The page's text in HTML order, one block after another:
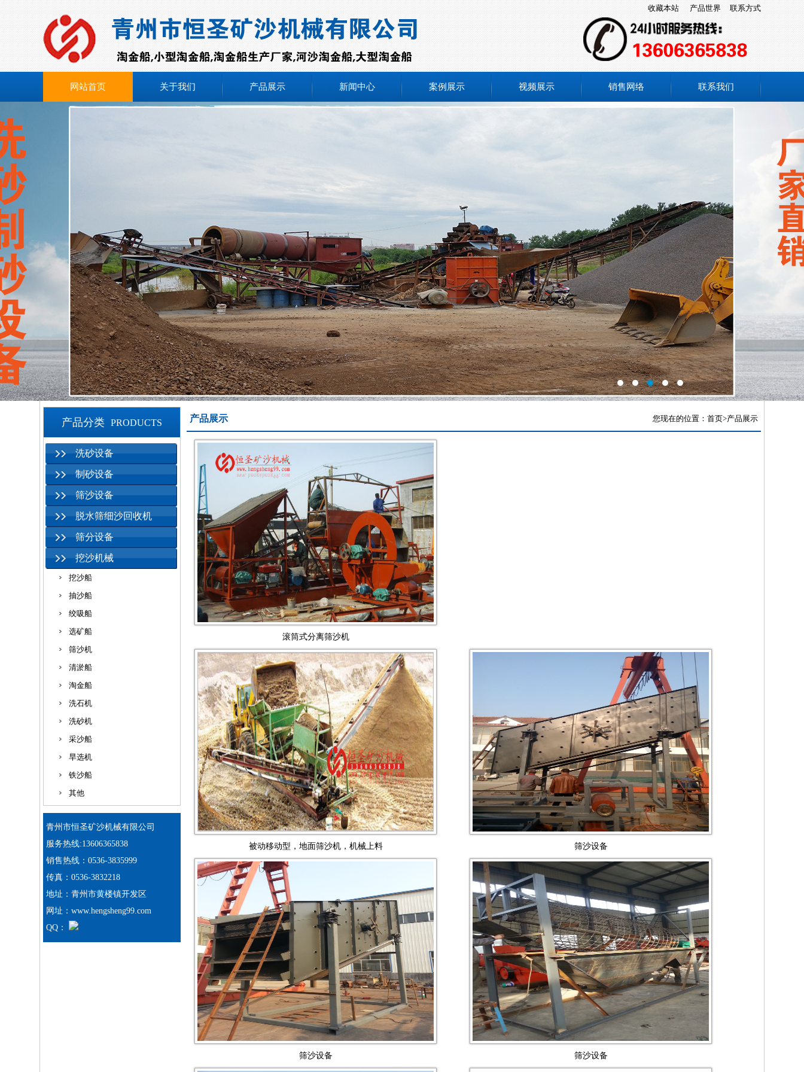
收藏本站 产品世界 联系方式
网站首页 关于我们 产品展示 新闻中心 案例展示 视频展示 销售网络 联系我们
产品分类 PRODUCTS
洗砂设备
制砂设备
筛沙设备
脱水筛细沙回收机
筛分设备
挖沙机械
挖沙船
抽沙船
绞吸船
选矿船
筛沙机
清淤船
淘金船
洗石机
洗砂机
采沙船
旱选机
铁沙船
其他
青州市恒圣矿沙机械有限公司
服务热线:13606365838
销售热线：0536-3835999
传真：0536-3832218
地址：青州市黄楼镇开发区
网址：www.hengsheng99.com
QQ：
产品展示 您现在的位置： 首页>产品展示
滚筒式分离筛沙机
被动移动型，地面筛沙机，机械上料 筛沙设备
筛沙设备 筛沙设备